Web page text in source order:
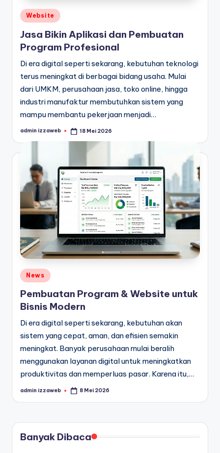
Posted
Website
Jasa Bikin Aplikasi dan Pembuatan
Program Profesional
Di era digital seperti sekarang, kebutuhan teknologi
terus meningkat di berbagai bidang usaha. Mulai
dari UMKM, perusahaan jasa, toko online, hingga
industri manufaktur membutuhkan sistem yang
mampu membantu pekerjaan menjadi…
Posted
admin izzaweb 18 Mei 2026
Posted
in
News
Pembuatan Program & Website untuk
Bisnis Modern
Di era digital seperti sekarang, kebutuhan akan
sistem yang cepat, aman, dan efisien semakin
meningkat. Banyak perusahaan mulai beralih
menggunakan layanan digital untuk meningkatkan
produktivitas dan memperluas pasar. Karena itu,…
Posted
admin izzaweb 8 Mei 2026
Banyak Dibaca